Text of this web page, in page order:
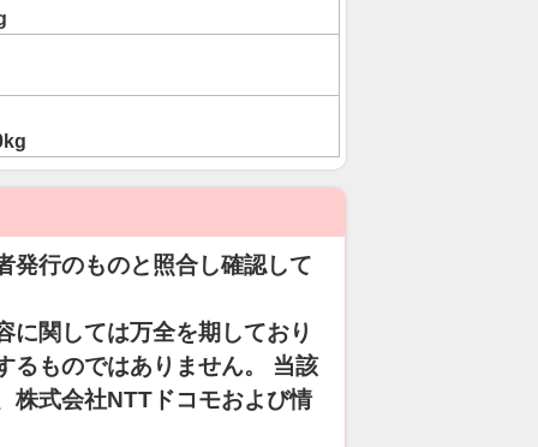
発行のものと照合し確認して
に関しては万全を期しており
るものではありません。 当該
株式会社NTTドコモおよび情